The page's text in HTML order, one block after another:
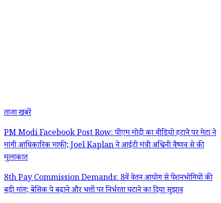
ताजा खबरें
PM Modi Facebook Post Row: पीएम मोदी का वीडियो हटाने पर मेटा ने
मांगी आधिकारिक माफी; Joel Kaplan ने आईटी मंत्री अश्विनी वैष्णव से की
मुलाकात
8th Pay Commission Demands: 8वें वेतन आयोग से पेंशनभोगियों की
बड़ी मांग; बेसिक पे बढ़ाने और भत्तों पर निर्भरता घटाने का दिया सुझाव